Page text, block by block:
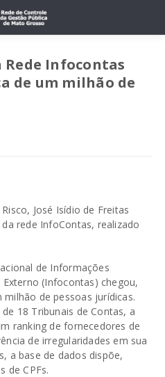
Rede Infocontas
de um milhão de
José Isídio de Freitas
rede InfoContas, realizado
de Informações
(Infocontas) chegou,
de pessoas jurídicas.
18 Tribunais de Contas, a
ranking de fornecedores de
de irregularidades em sua
a base de dados dispõe,
de CPFs.